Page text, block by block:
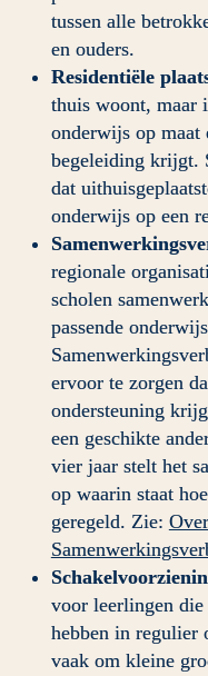
tussen alle
en ouders.
Residentiële
thuis woont, maar
onderwijs op maat
begeleiding krijgt.
dat
onderwijs op een
regionale
scholen
passende
ervoor te zorgen
ondersteuning
een geschikte
vier jaar stelt het
op waarin staat
geregeld. Zie:
voor leerlingen die
hebben in regulier
vaak om kleine